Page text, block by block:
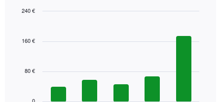
Das
die
Wochentage
with
Das
Diagramm
80 €
160 €
240 €